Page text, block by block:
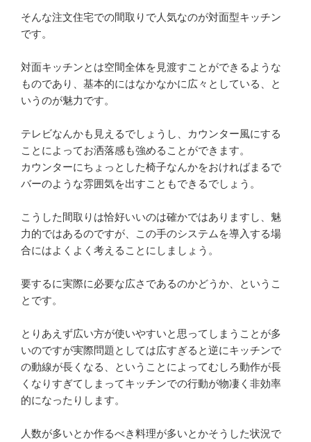
そんな注文住宅での間取りで人気なのが対面型キッチン
です。
対面キッチンとは空間全体を見渡すことができるような
ものであり、基本的にはなかなかに広々としている、と
いうのが魅力です。
テレビなんかも見えるでしょうし、カウンター風にする
ことによってお洒落感も強めることができます。
カウンターにちょっとした椅子なんかをおければまるで
バーのような雰囲気を出すこともできるでしょう。
こうした間取りは恰好いいのは確かではありますし、魅
力的ではあるのですが、この手のシステムを導入する場
合にはよくよく考えることにしましょう。
要するに実際に必要な広さであるのかどうか、というこ
とです。
とりあえず広い方が使いやすいと思ってしまうことが多
いのですが実際問題としては広すぎると逆にキッチンで
の動線が長くなる、ということによってむしろ動作が長
くなりすぎてしまってキッチンでの行動が物凄く非効率
的になったりします。
人数が多いとか作るべき料理が多いとかそうした状況で